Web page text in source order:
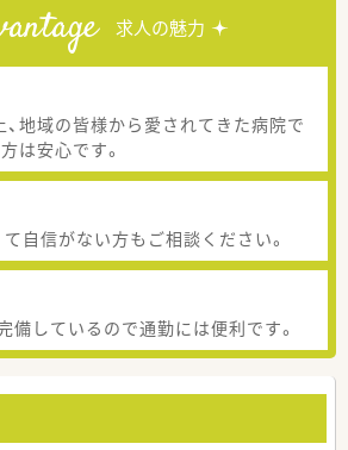
求人の魅力
地域の皆様から愛されてきた病院で
は安心です。
自信がない方もご相談ください。
備しているので通勤には便利です。